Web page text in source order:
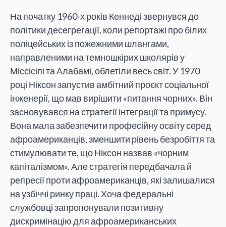
На початку 1960-х років Кеннеді звернувся до
політики десегрегації, коли репортажі про білих
поліцейських із пожежними шлангами,
направленими на темношкірих школярів у
Міссісіпі та Алабамі, облетіли весь світ. У 1970
році Ніксон запустив амбітний проєкт соціальної
інженерії, що мав вирішити «питання чорних». Він
засновувався на стратегії інтеграції та примусу.
Вона мала забезпечити професійну освіту серед
афроамериканців, зменшити рівень безробіття та
стимулювати те, що Ніксон назвав «чорним
капіталізмом». Але стратегія передбачала й
репресії проти афроамериканців, які залишалися
на узбіччі ринку праці. Хоча федеральні
службовці запропонували позитивну
дискримінацію для афроамериканських